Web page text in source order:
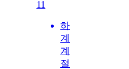
11
하
계
계
절